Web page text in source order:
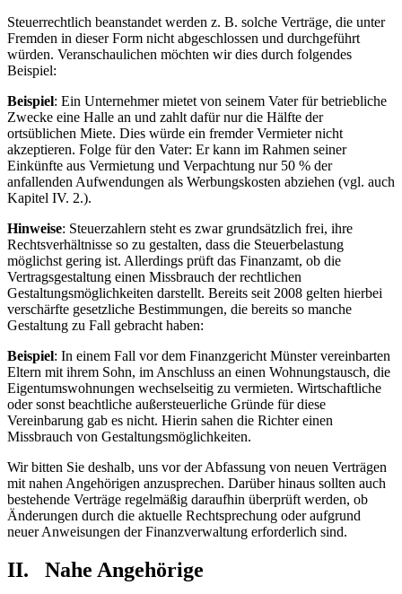
Steuerrechtlich beanstandet werden z. B. solche Verträge, die unter
Fremden in dieser Form nicht abgeschlossen und durchgeführt
würden. Veranschaulichen möchten wir dies durch folgendes
Beispiel:
Beispiel: Ein Unternehmer mietet von seinem Vater für betriebliche
Zwecke eine Halle an und zahlt dafür nur die Hälfte der
ortsüblichen Miete. Dies würde ein fremder Vermieter nicht
akzeptieren. Folge für den Vater: Er kann im Rahmen seiner
Einkünfte aus Vermietung und Verpachtung nur 50 % der
anfallenden Aufwendungen als Werbungskosten abziehen (vgl. auch
Kapitel IV. 2.).
Hinweise: Steuerzahlern steht es zwar grundsätzlich frei, ihre
Rechtsverhältnisse so zu gestalten, dass die Steuerbelastung
möglichst gering ist. Allerdings prüft das Finanzamt, ob die
Vertragsgestaltung einen Missbrauch der rechtlichen
Gestaltungsmöglichkeiten darstellt. Bereits seit 2008 gelten hierbei
verschärfte gesetzliche Bestimmungen, die bereits so manche
Gestaltung zu Fall gebracht haben:
Beispiel: In einem Fall vor dem Finanzgericht Münster vereinbarten
Eltern mit ihrem Sohn, im Anschluss an einen Wohnungstausch, die
Eigentumswohnungen wechselseitig zu vermieten. Wirtschaftliche
oder sonst beachtliche außersteuerliche Gründe für diese
Vereinbarung gab es nicht. Hierin sahen die Richter einen
Missbrauch von Gestaltungsmöglichkeiten.
Wir bitten Sie deshalb, uns vor der Abfassung von neuen Verträgen
mit nahen Angehörigen anzusprechen. Darüber hinaus sollten auch
bestehende Verträge regelmäßig daraufhin überprüft werden, ob
Änderungen durch die aktuelle Rechtsprechung oder aufgrund
neuer Anweisungen der Finanzverwaltung erforderlich sind.
II. Nahe Angehörige